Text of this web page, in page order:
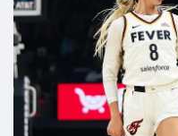
підписників сумарно в
зазначає, що
найбільш
📸 Зростанню
кілька вірусних
соцмережах та її